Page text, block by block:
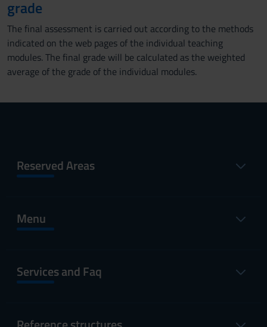
grade
The final assessment is carried out according to the methods
indicated on the web pages of the individual teaching
modules. The final grade will be calculated as the weighted
average of the grade of the individual modules.
Reserved Areas
Menu
Services and Faq